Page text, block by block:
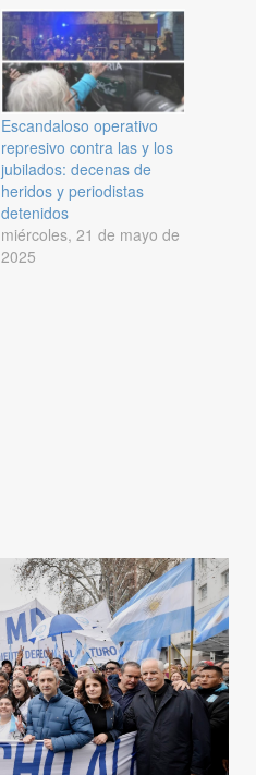
Escandaloso operativo
represivo contra las y los
jubilados: decenas de
heridos y periodistas
detenidos
miércoles, 21 de mayo de
2025